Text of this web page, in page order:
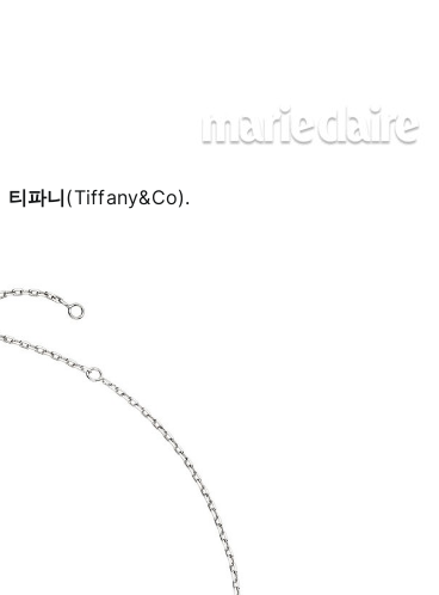
티파니(Tiffany&Co).